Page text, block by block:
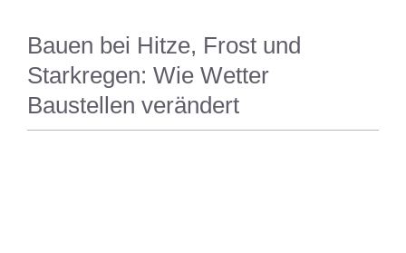
Bauen bei Hitze, Frost und
Starkregen: Wie Wetter
Baustellen verändert